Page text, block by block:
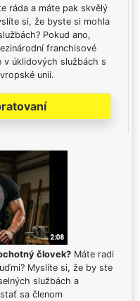
ráda a máte pak skvělý
si, že byste si mohla
Pokud ano,
franchisové
v úklidových službách s
unii.
človek? Máte radi
Myslíte si, že by ste
službách a
sa členom